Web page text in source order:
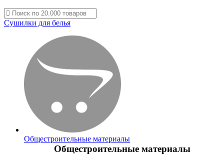
Сушилки для белья
Общестроительные материалы
Общестроительные материалы